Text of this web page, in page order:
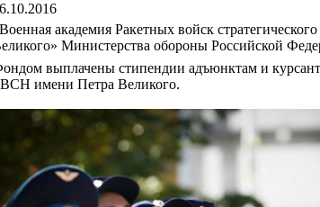
академия Ракетных войск
Министерства обороны Российской
выплачены стипендии адъюнктам и
имени Петра Великого.